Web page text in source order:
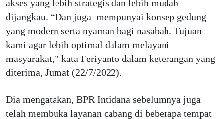
akses yang lebih strategis dan lebih mudah
dijangkau. “Dan juga mempunyai konsep gedung
yang modern serta nyaman bagi nasabah. Tujuan
kami agar lebih optimal dalam melayani
masyarakat,” kata Feriyanto dalam keterangan yang
diterima, Jumat (22/7/2022).
Dia mengatakan, BPR Intidana sebelumnya juga
telah membuka layanan cabang di beberapa tempat